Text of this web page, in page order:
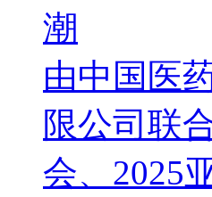
潮
由中国医
限公司联
会、2025